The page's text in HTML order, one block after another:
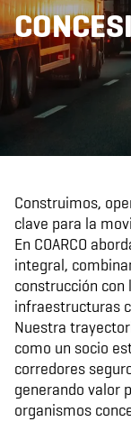
Construimos,
clave para la
En COARCO
integral,
construcción con
infraestructuras
Nuestra
como un socio
corredores
generando valor
organismos